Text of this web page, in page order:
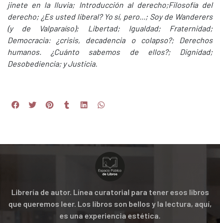
jinete en la lluvia; Introducción al derecho;Filosofía del
derecho; ¿Es usted liberal? Yo sí, pero...; Soy de Wanderers
(y de Valparaíso); Libertad; Igualdad; Fraternidad;
Democracia: ¿crisis, decadencia o colapso?; Derechos
humanos. ¿Cuánto sabemos de ellos?; Dignidad;
Desobediencia; y Justicia.
Librería de autor. Línea curatorial para tener esos libros
que queremos leer. Los libros son bellos y la lectura, aquí,
es una experiencia estética.